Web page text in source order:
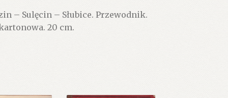
– Sulęcin – Słubice. Przewodnik.
20 cm.